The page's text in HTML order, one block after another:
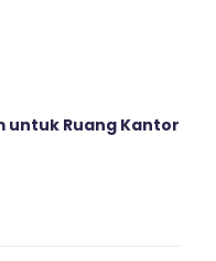
untuk Ruang Kantor